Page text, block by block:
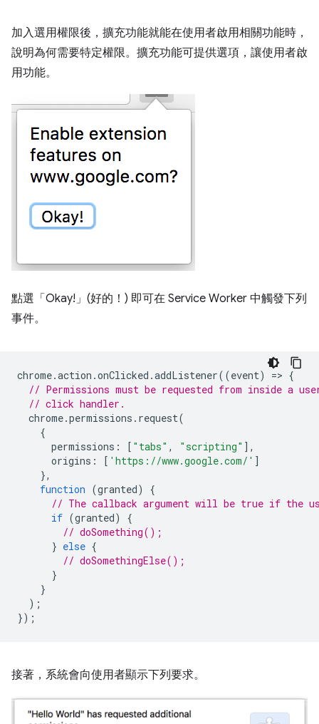
加入選用權限後，擴充功能就能在使用者啟用相關功能時，
說明為何需要特定權限。擴充功能可提供選項，讓使用者啟
用功能。
點選「Okay!」(好的！) 即可在 Service Worker 中觸發下列
事件。
chrome.action .onClicked .addListener((event) => {
// Permissions must be requested from inside a
// click handler.
chrome.permissions . request(
{
permissions : [ "tabs" , "scripting" ],
origins : [ 'https://www.google.com/' ]
},
function (granted)
{
// The callback argument will be true if the
if (granted)
{
// doSomething();
} else {
// doSomethingElse();
}
}
);
});
接著，系統會向使用者顯示下列要求。